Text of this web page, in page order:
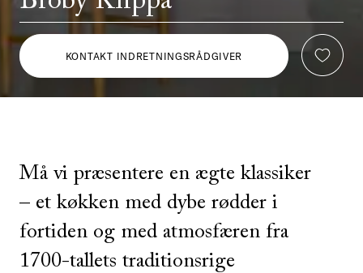
KONTAKT INDRETNINGSRÅDGIVER
Må vi præsentere en ægte klassiker
– et køkken med dybe rødder i
fortiden og med atmosfæren fra
1700-tallets traditionsrige